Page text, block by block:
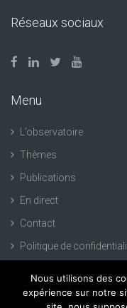
Réseaux sociaux
Menu
L’observatoire
Thèmes
Publications
En direct
Contact
Politique de
Nous utilisons des
expérience sur notre